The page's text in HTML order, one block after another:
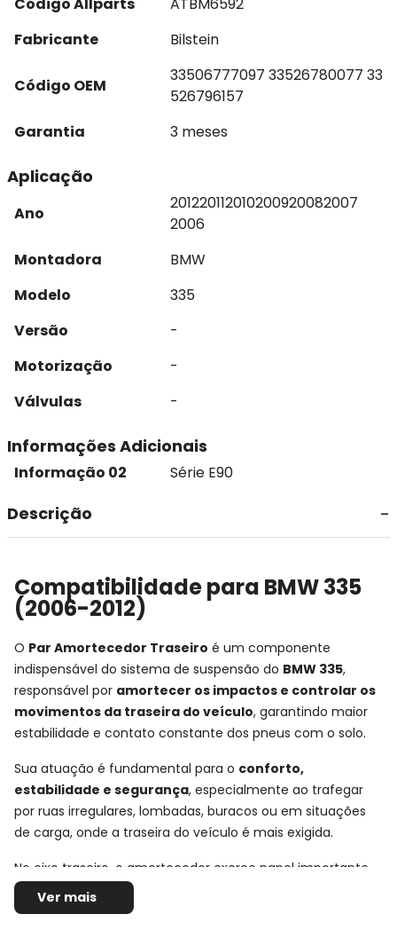
Fabricante
Bilstein
Código OEM
33506777097 33526780077 33
526796157
Garantia
3 meses
Aplicação
Ano
201220112010200920082007
2006
Montadora
BMW
Modelo
335
Versão
-
Motorização
-
Válvulas
-
Informações Adicionais
Informação 02 Série E90
Descrição
Compatibilidade para BMW 335
(2006-2012)
O Par Amortecedor Traseiro é um componente
indispensável do sistema de suspensão do BMW 335,
responsável por amortecer os impactos e controlar os
movimentos da traseira do veículo, garantindo maior
estabilidade e contato constante dos pneus com o solo.
Sua atuação é fundamental para o conforto,
estabilidade e segurança, especialmente ao trafegar
por ruas irregulares, lombadas, buracos ou em situações
de carga, onde a traseira do veículo é mais exigida.
No eixo traseiro, o amortecedor exerce papel importante
no equilíbrio do carro, ajudando a reduzir oscilações
excessivas da carroceria e proporcionando uma condução
Ver mais